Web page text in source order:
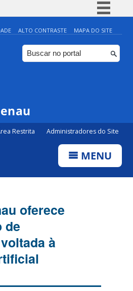
Simplifique!
Comunica BR
Participe
ALTO CONTRASTE MAPA DO SITE
Restrita Administradores do Site
MENU
oferece
de
à